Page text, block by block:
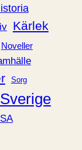
Kärlek
Noveller
Sorg
Sverige